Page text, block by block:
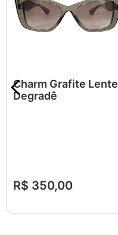
Charm Grafite Lente
Degradê
R$ 350,00